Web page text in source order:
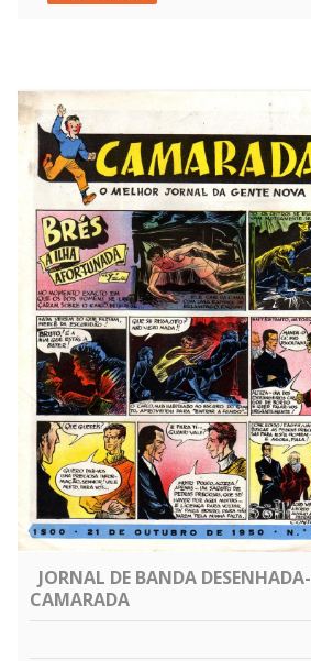
JORNAL DE BANDA DESENHADA-
CAMARADA